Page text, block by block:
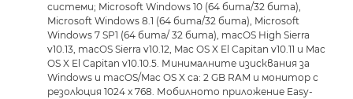
системи; Microsoft Windows 10 (64 бита/32 бита),
Microsoft Windows 8.1 (64 бита/32 бита), Microsoft
Windows 7 SP1 (64 бита/ 32 бита), macOS High Sierra
v10.13, macOS Sierra v10.12, Mac OS X El Capitan v10.11 и Mac
OS X El Capitan v10.10.5. Минималните изисквания за
Windows и macOS/Mac OS X са: 2 GB RAM и монитор с
резолюция 1024 x 768. Мобилното приложение Easy-